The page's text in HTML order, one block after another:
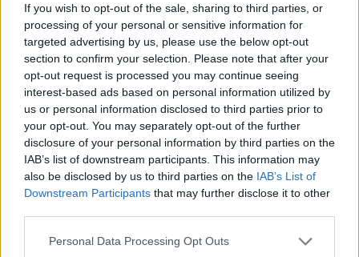
If you wish to opt-out of the sale, sharing to third parties, or
processing of your personal or sensitive information for
targeted advertising by us, please use the below opt-out
section to confirm your selection. Please note that after your
opt-out request is processed you may continue seeing
interest-based ads based on personal information utilized by
us or personal information disclosed to third parties prior to
your opt-out. You may separately opt-out of the further
disclosure of your personal information by third parties on the
IAB’s list of downstream participants. This information may
also be disclosed by us to third parties on the IAB’s List of
Downstream Participants that may further disclose it to other
Please note that this website/app uses one or more Google
Personal Data Processing Opt Outs
23·06·2025 13:15